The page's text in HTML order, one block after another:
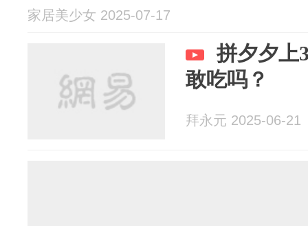
家居美少女 2025-07-17
拼夕夕上
敢吃吗？
拜永元 2025-06-21